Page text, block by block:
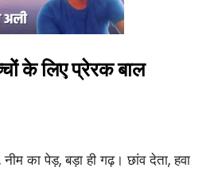
के लिए प्रेरक बाल
का पेड़, बड़ा ही गढ़। छांव देता, हवा